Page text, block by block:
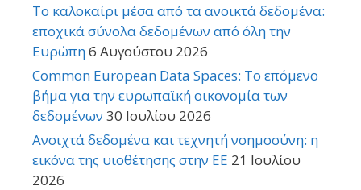
Το καλοκαίρι μέσα από τα ανοικτά δεδομένα:
εποχικά σύνολα δεδομένων από όλη την
Ευρώπη6 Αυγούστου 2026
Common European Data Spaces: Το επόμενο
βήμα για την ευρωπαϊκή οικονομία των
δεδομένων 30 Ιουλίου 2026
Ανοιχτά δεδομένα και τεχνητή νοημοσύνη: η
εικόνα της υιοθέτησης στην ΕΕ 21 Ιουλίου
2026